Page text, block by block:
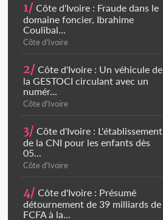
1/ Côte d'Ivoire : Fraude dans le
domaine foncier, Ibrahime
Coulibal...
Côte d'Ivoire
2/ Côte d'Ivoire : Un véhicule de
la GESTOCI circulant avec un
numér...
Côte d'Ivoire
3/ Côte d'Ivoire : L'établissement
de la CNI pour les enfants dès
05...
Côte d'Ivoire
4/ Côte d'Ivoire : Présumé
détournement de 39 milliards de
FCFA à la...